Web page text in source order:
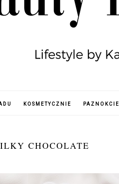
KOSMETYCZNIE PAZNOKCIE
CHOCOLATE